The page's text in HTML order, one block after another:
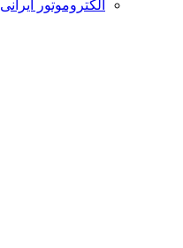
الکتروموتور ایرانی